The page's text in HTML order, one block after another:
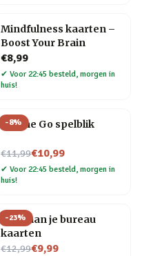
Mindfulness kaarten –
Boost Your Brain
€8,99
✔ Voor 22:45 besteld, morgen in
huis!
-8%
On The Go spelblik
€11,99
Nu voor€10,99
✔ Voor 22:45 besteld, morgen in
huis!
-23%
Yoga aan je bureau
kaarten
€12,99
Nu voor€9,99